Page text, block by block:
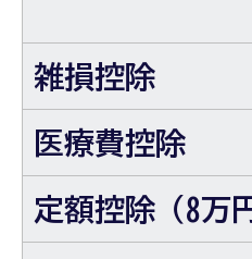
雑損控除
医療費控除
定額控除（8万